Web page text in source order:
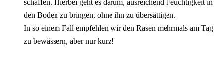
schaffen. Hierbei geht es darum, ausreichend Feuchtigkeit in
den Boden zu bringen, ohne ihn zu übersättigen.
In so einem Fall empfehlen wir den Rasen mehrmals am Tag
zu bewässern, aber nur kurz!